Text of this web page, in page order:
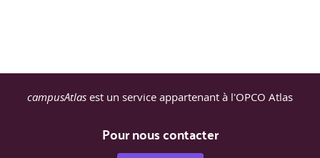
campusAtlas est un service appartenant à l'OPCO Atlas
Pour nous contacter